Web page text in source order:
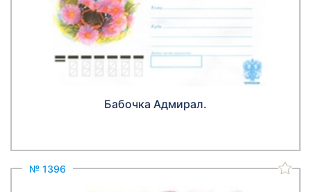
Бабочка Адмирал.
№ 1396